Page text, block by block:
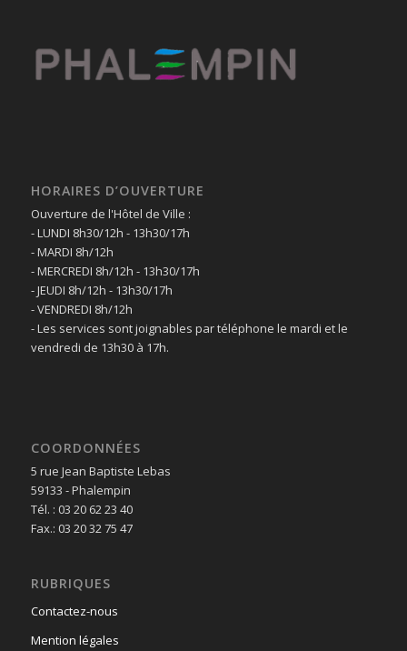
HORAIRES D’OUVERTURE
Ouverture de l'Hôtel de Ville :
- LUNDI 8h30/12h - 13h30/17h
- MARDI 8h/12h
- MERCREDI 8h/12h - 13h30/17h
- JEUDI 8h/12h - 13h30/17h
- VENDREDI 8h/12h
- Les services sont joignables par téléphone le mardi et le
vendredi de 13h30 à 17h.
COORDONNÉES
5 rue Jean Baptiste Lebas
59133 - Phalempin
Tél. : 03 20 62 23 40
Fax.: 03 20 32 75 47
RUBRIQUES
Contactez-nous
Mention légales